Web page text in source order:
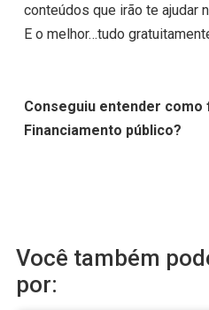
conteúdos que irão te ajudar
E o melhor…tudo
Conseguiu entender como
Financiamento público?
Você também
por: